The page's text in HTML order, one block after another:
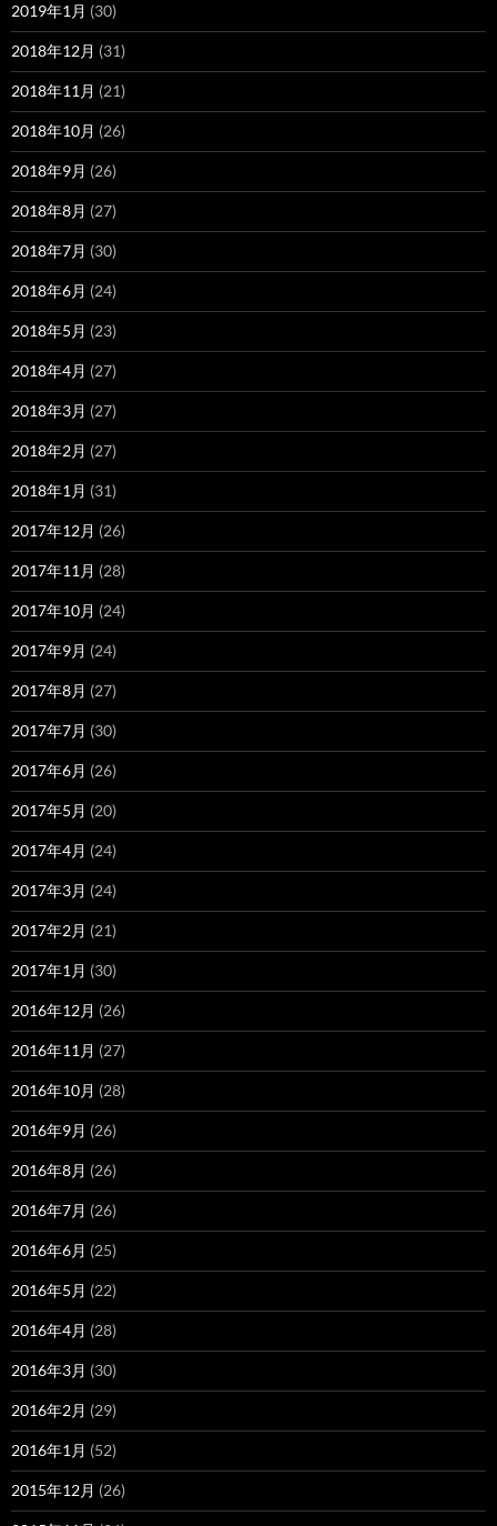
2019年1月 (30)
2018年12月 (31)
2018年11月 (21)
2018年10月 (26)
2018年9月 (26)
2018年8月 (27)
2018年7月 (30)
2018年6月 (24)
2018年5月 (23)
2018年4月 (27)
2018年3月 (27)
2018年2月 (27)
2018年1月 (31)
2017年12月 (26)
2017年11月 (28)
2017年10月 (24)
2017年9月 (24)
2017年8月 (27)
2017年7月 (30)
2017年6月 (26)
2017年5月 (20)
2017年4月 (24)
2017年3月 (24)
2017年2月 (21)
2017年1月 (30)
2016年12月 (26)
2016年11月 (27)
2016年10月 (28)
2016年9月 (26)
2016年8月 (26)
2016年7月 (26)
2016年6月 (25)
2016年5月 (22)
2016年4月 (28)
2016年3月 (30)
2016年2月 (29)
2016年1月 (52)
2015年12月 (26)